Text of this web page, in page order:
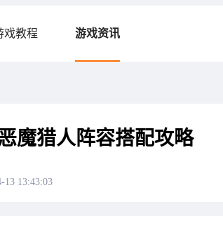
戏教程 游戏资讯
魔猎人阵容搭配攻略
13 13:43:03